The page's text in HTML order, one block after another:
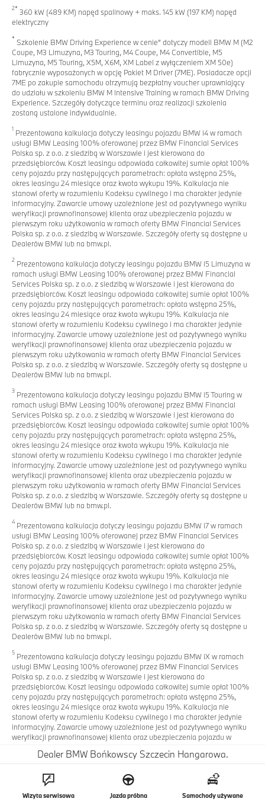
2* 360 kW (489 KM) napęd spalinowy + maks. 145 kW (197 KM) napęd
elektryczny
* Szkolenie BMW Driving Experience w cenie” dotyczy modeli BMW M (M2
Coupe, M3 Limuzyna, M3 Touring, M4 Coupe, M4 Convertible, M5
Limuzyna, M5 Touring, X5M, X6M, XM Label z wyłączeniem XM 50e)
fabrycznie wyposażonych w opcję Pakiet M Driver (7ME). Posiadacze opcji
7ME po zakupie samochodu otrzymują bezpłatny voucher uprawniający
do udziału w szkoleniu BMW M Intensive Training w ramach BMW Driving
Experience. Szczegóły dotyczące terminu oraz realizacji szkolenia
zostaną ustalone indywidualnie.
1 Prezentowana kalkulacja dotyczy leasingu pojazdu BMW i4 w ramach
usługi BMW Leasing 100% oferowanej przez BMW Financial Services
Polska sp. z o.o. z siedzibą w Warszawie i jest kierowana do
przedsiębiorców. Koszt leasingu odpowiada całkowitej sumie opłat 100%
ceny pojazdu przy następujących parametrach: opłata wstępna 25%,
okres leasingu 24 miesiące oraz kwota wykupu 19%. Kalkulacja nie
stanowi oferty w rozumieniu Kodeksu cywilnego i ma charakter jedynie
informacyjny. Zawarcie umowy uzależnione jest od pozytywnego wyniku
weryfikacji prawnofinansowej klienta oraz ubezpieczenia pojazdu w
pierwszym roku użytkowania w ramach oferty BMW Financial Services
Polska sp. z o.o. z siedzibą w Warszawie. Szczegóły oferty są dostępne u
Dealerów BMW lub na bmw.pl.
2 Prezentowana kalkulacja dotyczy leasingu pojazdu BMW i5 Limuzyna w
ramach usługi BMW Leasing 100% oferowanej przez BMW Financial
Services Polska sp. z o.o. z siedzibą w Warszawie i jest kierowana do
przedsiębiorców. Koszt leasingu odpowiada całkowitej sumie opłat 100%
ceny pojazdu przy następujących parametrach: opłata wstępna 25%,
okres leasingu 24 miesiące oraz kwota wykupu 19%. Kalkulacja nie
stanowi oferty w rozumieniu Kodeksu cywilnego i ma charakter jedynie
informacyjny. Zawarcie umowy uzależnione jest od pozytywnego wyniku
weryfikacji prawnofinansowej klienta oraz ubezpieczenia pojazdu w
pierwszym roku użytkowania w ramach oferty BMW Financial Services
Polska sp. z o.o. z siedzibą w Warszawie. Szczegóły oferty są dostępne u
Dealerów BMW lub na bmw.pl.
3 Prezentowana kalkulacja dotyczy leasingu pojazdu BMW i5 Touring w
ramach usługi BMW Leasing 100% oferowanej przez BMW Financial
Services Polska sp. z o.o. z siedzibą w Warszawie i jest kierowana do
przedsiębiorców. Koszt leasingu odpowiada całkowitej sumie opłat 100%
ceny pojazdu przy następujących parametrach: opłata wstępna 25%,
okres leasingu 24 miesiące oraz kwota wykupu 19%. Kalkulacja nie
stanowi oferty w rozumieniu Kodeksu cywilnego i ma charakter jedynie
informacyjny. Zawarcie umowy uzależnione jest od pozytywnego wyniku
weryfikacji prawnofinansowej klienta oraz ubezpieczenia pojazdu w
pierwszym roku użytkowania w ramach oferty BMW Financial Services
Polska sp. z o.o. z siedzibą w Warszawie. Szczegóły oferty są dostępne u
Dealerów BMW lub na bmw.pl.
4 Prezentowana kalkulacja dotyczy leasingu pojazdu BMW i7 w ramach
usługi BMW Leasing 100% oferowanej przez BMW Financial Services
Polska sp. z o.o. z siedzibą w Warszawie i jest kierowana do
przedsiębiorców. Koszt leasingu odpowiada całkowitej sumie opłat 100%
ceny pojazdu przy następujących parametrach: opłata wstępna 25%,
okres leasingu 24 miesiące oraz kwota wykupu 19%. Kalkulacja nie
stanowi oferty w rozumieniu Kodeksu cywilnego i ma charakter jedynie
informacyjny. Zawarcie umowy uzależnione jest od pozytywnego wyniku
weryfikacji prawnofinansowej klienta oraz ubezpieczenia pojazdu w
pierwszym roku użytkowania w ramach oferty BMW Financial Services
Polska sp. z o.o. z siedzibą w Warszawie. Szczegóły oferty są dostępne u
Dealerów BMW lub na bmw.pl.
5 Prezentowana kalkulacja dotyczy leasingu pojazdu BMW iX w ramach
usługi BMW Leasing 100% oferowanej przez BMW Financial Services
Polska sp. z o.o. z siedzibą w Warszawie i jest kierowana do
przedsiębiorców. Koszt leasingu odpowiada całkowitej sumie opłat 100%
ceny pojazdu przy następujących parametrach: opłata wstępna 25%,
okres leasingu 24 miesiące oraz kwota wykupu 19%. Kalkulacja nie
stanowi oferty w rozumieniu Kodeksu cywilnego i ma charakter jedynie
informacyjny. Zawarcie umowy uzależnione jest od pozytywnego wyniku
weryfikacji prawnofinansowej klienta oraz ubezpieczenia pojazdu w
Polska sp. z o.o. z siedzibą w Warszawie.
Prezentowana kalkulacja dotyczy leasingu pojazdu BMW iX1 w ramach
usługi BMW Leasing 100% oferowanej przez BMW Financial Services
Polska sp. z o.o. z siedzibą w Warszawie i jest kierowana do
Dealer BMW Bońkowscy Szczecin Hangarowa.
Wizyta serwisowa Jazda próbna Samochody używane